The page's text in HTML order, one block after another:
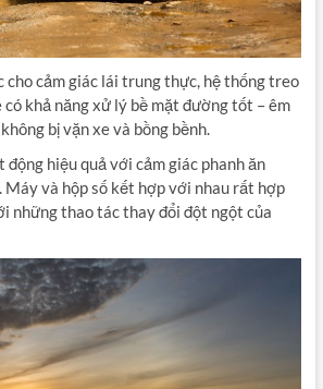
cho cảm giác lái trung thực, hệ thống treo
có khả năng xử lý bề mặt đường tốt – êm
bị vặn xe và bồng bềnh.
động hiệu quả với cảm giác phanh ăn
Máy và hộp số kết hợp với nhau rất hợp
những thao tác thay đổi đột ngột của